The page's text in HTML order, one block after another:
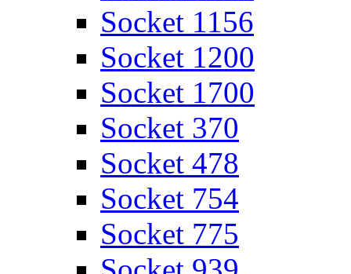
Socket 1156
Socket 1200
Socket 1700
Socket 370
Socket 478
Socket 754
Socket 775